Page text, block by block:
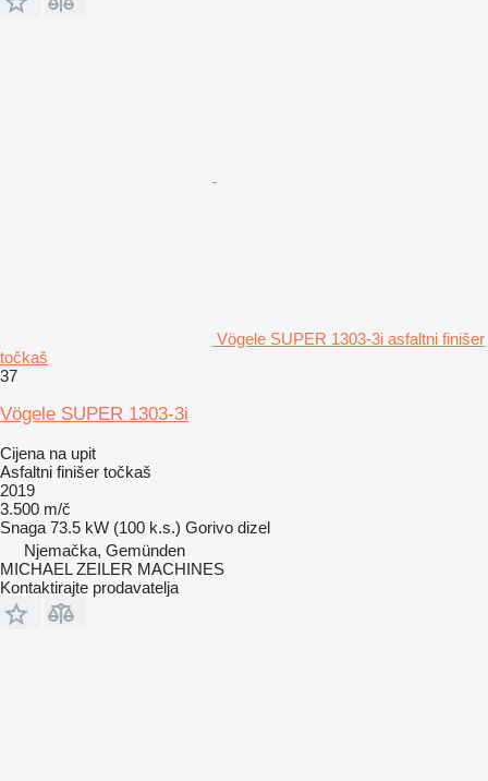
Vögele SUPER 1303-3i asfaltni finišer
točkaš
37
Vögele SUPER 1303-3i
Cijena na upit
Asfaltni finišer točkaš
2019
3.500 m/č
Snaga 73.5 kW (100 k.s.) Gorivo dizel
Njemačka, Gemünden
MICHAEL ZEILER MACHINES
Kontaktirajte prodavatelja